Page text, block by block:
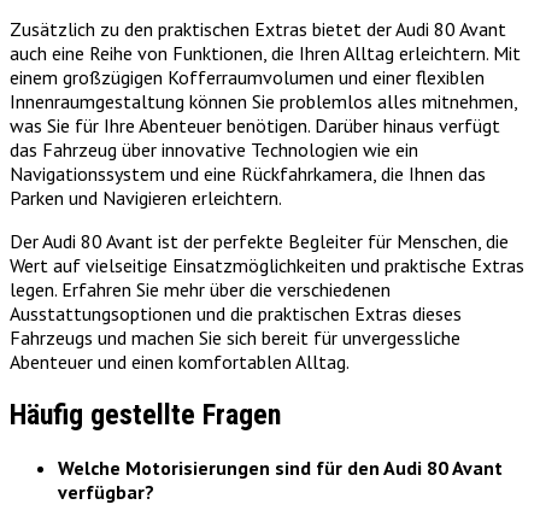
Zusätzlich zu den praktischen Extras bietet der Audi 80 Avant
auch eine Reihe von Funktionen, die Ihren Alltag erleichtern. Mit
einem großzügigen Kofferraumvolumen und einer flexiblen
Innenraumgestaltung können Sie problemlos alles mitnehmen,
was Sie für Ihre Abenteuer benötigen. Darüber hinaus verfügt
das Fahrzeug über innovative Technologien wie ein
Navigationssystem und eine Rückfahrkamera, die Ihnen das
Parken und Navigieren erleichtern.
Der Audi 80 Avant ist der perfekte Begleiter für Menschen, die
Wert auf vielseitige Einsatzmöglichkeiten und praktische Extras
legen. Erfahren Sie mehr über die verschiedenen
Ausstattungsoptionen und die praktischen Extras dieses
Fahrzeugs und machen Sie sich bereit für unvergessliche
Abenteuer und einen komfortablen Alltag.
Häufig gestellte Fragen
Welche Motorisierungen sind für den Audi 80 Avant
verfügbar?